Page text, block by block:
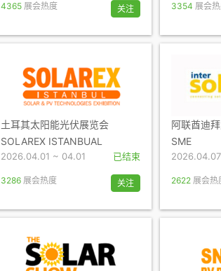
4365 展会热度 关注 3354 展会
土耳其太阳能光伏展览会
SOLAREX ISTANBUAL
2026.04.01 ~ 04.01 已结束
3286 展会热度 关注
阿联酋迪
SME
2622展会热